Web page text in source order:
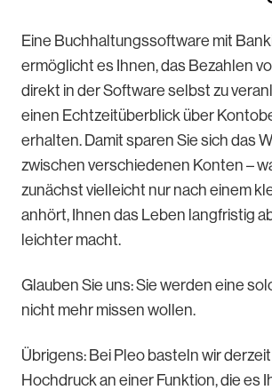
Eine Buchhaltungssoftware mit
ermöglicht es Ihnen, das Bezahlen
direkt in der Software selbst zu
einen Echtzeitüberblick über
erhalten. Damit sparen Sie sich das
zwischen verschiedenen Konten –
zunächst vielleicht nur nach einem
anhört, Ihnen das Leben langfristig
leichter macht.
Glauben Sie uns: Sie werden eine
nicht mehr missen wollen.
Übrigens: Bei Pleo basteln wir
Hochdruck an einer Funktion, die es